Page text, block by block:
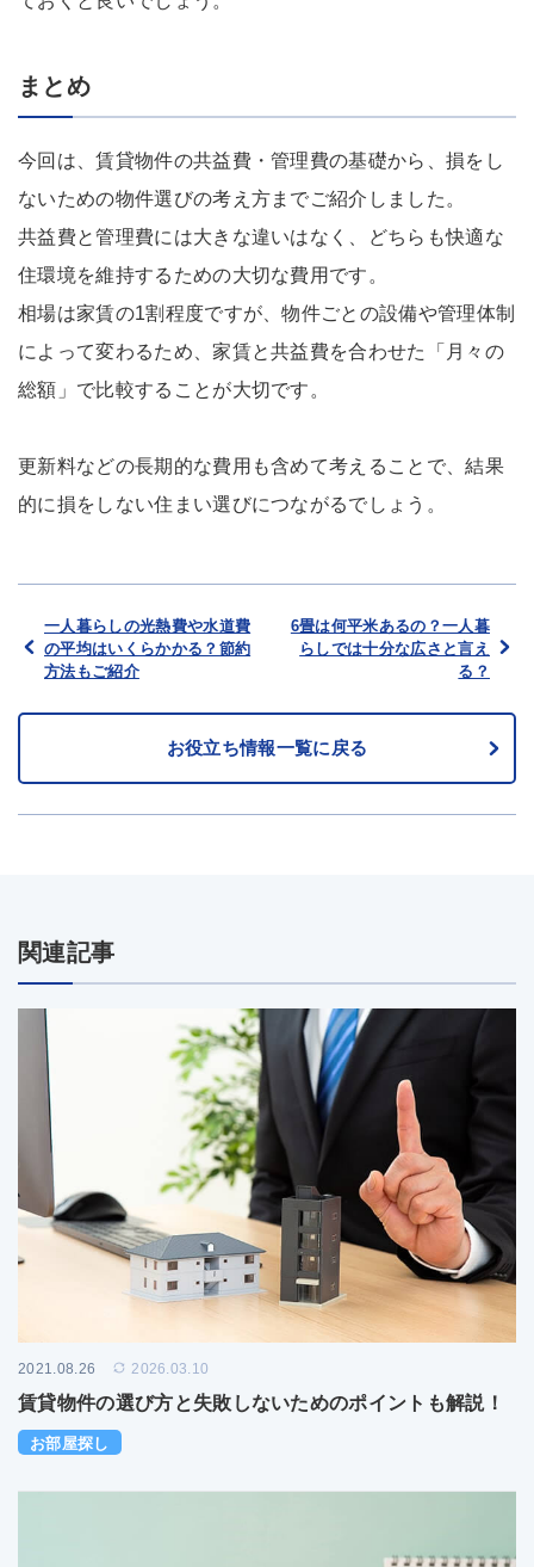
まとめ
今回は、賃貸物件の共益費・管理費の基礎から、損をし
ないための物件選びの考え方までご紹介しました。
共益費と管理費には大きな違いはなく、どちらも快適な
住環境を維持するための大切な費用です。
相場は家賃の1割程度ですが、物件ごとの設備や管理体制
によって変わるため、家賃と共益費を合わせた「月々の
総額」で比較することが大切です。
更新料などの長期的な費用も含めて考えることで、結果
的に損をしない住まい選びにつながるでしょう。
一人暮らしの光熱費や水道費
の平均はいくらかかる？節約
方法もご紹介
6畳は何平米あるの？一人暮
らしでは十分な広さと言え
る？
お役立ち情報一覧に戻る
関連記事
2021.08.26 2026.03.10
賃貸物件の選び方と失敗しないためのポイントも解説！
お部屋探し